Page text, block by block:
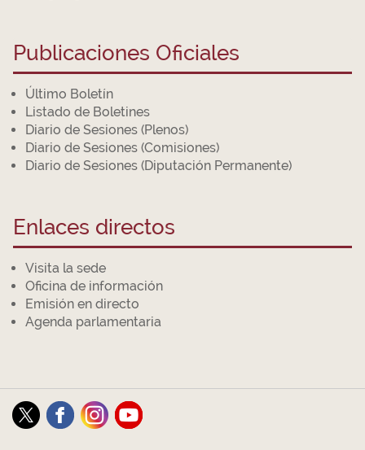
Publicaciones Oficiales
Último Boletín
Listado de Boletines
Diario de Sesiones (Plenos)
Diario de Sesiones (Comisiones)
Diario de Sesiones (Diputación Permanente)
Enlaces directos
Visita la sede
Oficina de información
Emisión en directo
Agenda parlamentaria